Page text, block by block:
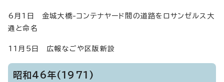
6月1日 金城大橋-コンテナヤード間の道路をロサンゼルス大
通と命名
11月5日 広報なごや区版新設
昭和46年(1971)